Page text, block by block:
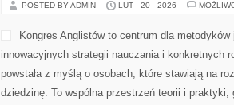
POSTED BY ADMIN LUT - 20 - 2026
Kongres Anglistów to centrum dla
innowacyjnych strategii nauczania i konkretnych
powstała z myślą o osobach, które stawiają na
dziedzinę. To wspólna przestrzeń teorii i